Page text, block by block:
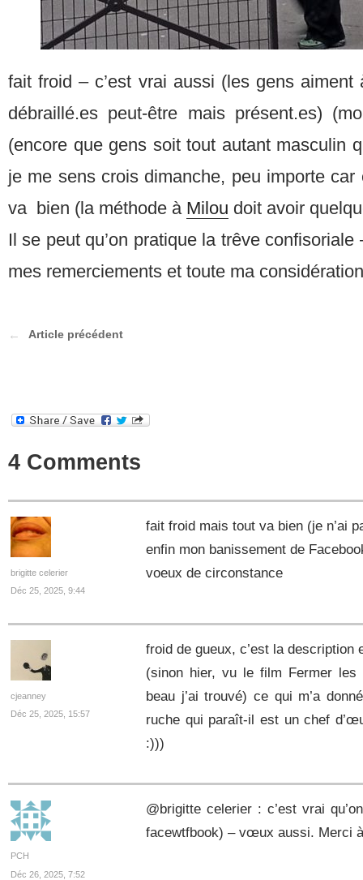
fait froid – c’est vrai aussi (les gens aiment
débraillé.es peut-être mais présent.es)
(encore que gens soit tout autant masculin
je me sens crois dimanche, peu importe
va bien (la méthode à Milou doit avoir
Il se peut qu’on pratique la trêve
mes remerciements et toute ma considération
Article précédent
4 Comments
brigitte celerier
Déc 25, 2025, 9:44
fait froid mais tout va bien (je n’ai
enfin mon banissement de
voeux de circonstance
cjeanney
Déc 25, 2025, 15:57
froid de gueux, c’est la description
(sinon hier, vu le film Fermer
beau j’ai trouvé) ce qui m’a
ruche qui paraît-il est un chef
:)))
PCH
Déc 26, 2025, 7:52
@brigitte celerier : c’est vrai
facewtfbook) – vœux aussi. Merci